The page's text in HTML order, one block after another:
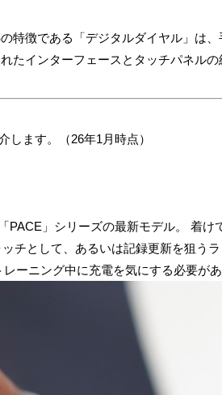
特徴である「デジタルダイヤル」は
たインターフェースとタッチパネル
ます。（26年1月時点）
」シリーズの最新モデル。 着
チとして、あるいは記録更新を狙う
ーニング中に充電を気にする必要が